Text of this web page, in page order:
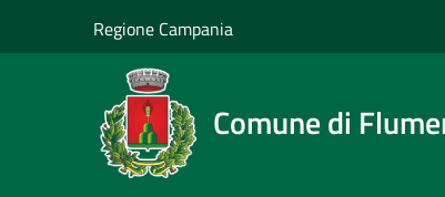
Regione Campania
Comune di